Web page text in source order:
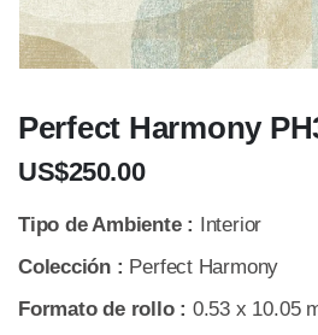
Perfect Harmony
US$250.00
Tipo de Ambiente :
Interior
Colección : Perfect Harmony
Formato de rollo : 0.53 x 10.05